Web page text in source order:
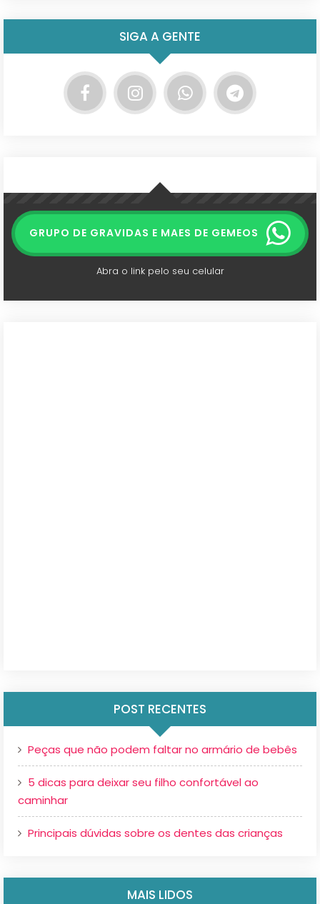
SIGA A GENTE
GRUPO DE GRAVIDAS E MAES DE GEMEOS
Abra o link pelo seu celular
POST RECENTES
Peças que não podem faltar no armário de bebês
5 dicas para deixar seu filho confortável ao
caminhar
Principais dúvidas sobre os dentes das crianças
MAIS LIDOS